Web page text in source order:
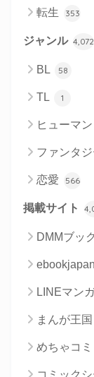
転生 353
ジャンル 4,072
BL 58
TL 1
ヒューマ
ファンタ
恋愛 566
掲載サイト
DMMブッ
ebookjapan
LINEマン
まんが王国
めちゃコミ
コミック